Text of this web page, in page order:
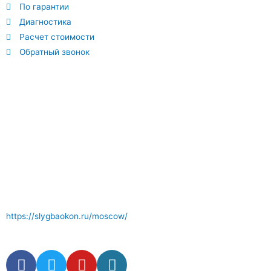
https://slygbaokon.ru/moscow/
По гарантии
Диагностика
Расчет стоимости
Обратный звонок